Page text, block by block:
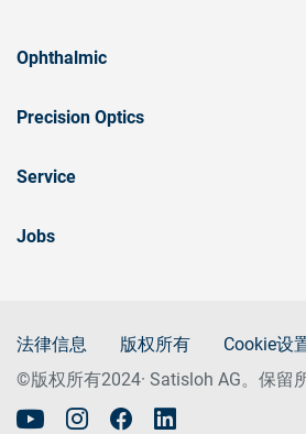
Ophthalmic
Precision Optics
Service
Jobs
法律信息 版权所有
Cookie设
©版权所有2024· Satisloh AG。保留